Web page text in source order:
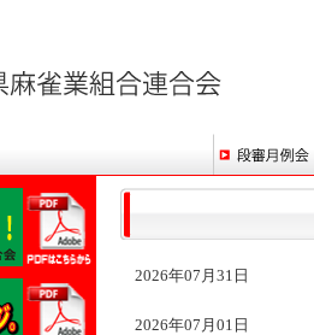
2026年07月31日
2026年07月01日